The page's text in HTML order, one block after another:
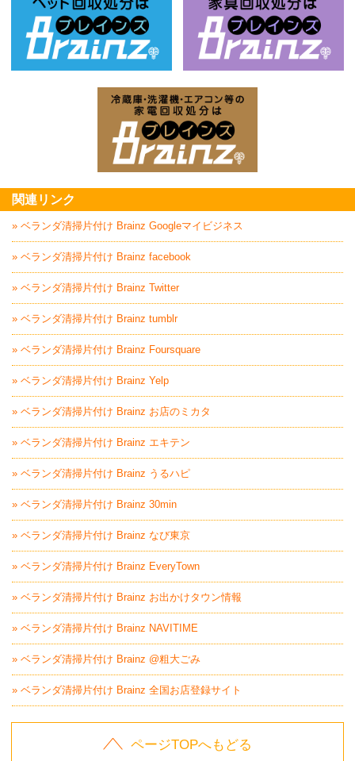
関連リンク
» ベランダ清掃片付け Brainz Googleマイビジネス
» ベランダ清掃片付け Brainz facebook
» ベランダ清掃片付け Brainz Twitter
» ベランダ清掃片付け Brainz tumblr
» ベランダ清掃片付け Brainz Foursquare
» ベランダ清掃片付け Brainz Yelp
» ベランダ清掃片付け Brainz お店のミカタ
» ベランダ清掃片付け Brainz エキテン
» ベランダ清掃片付け Brainz うるハピ
» ベランダ清掃片付け Brainz 30min
» ベランダ清掃片付け Brainz なび東京
» ベランダ清掃片付け Brainz EveryTown
» ベランダ清掃片付け Brainz お出かけタウン情報
» ベランダ清掃片付け Brainz NAVITIME
» ベランダ清掃片付け Brainz @粗大ごみ
» ベランダ清掃片付け Brainz 全国お店登録サイト
ページTOPへもどる